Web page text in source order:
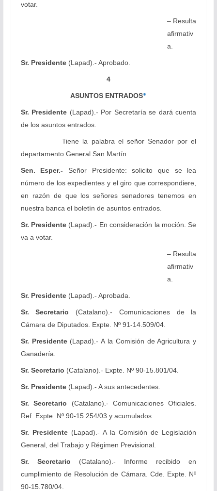
votar.
– Resulta
afirmativ
a.
Sr. Presidente(Lapad).- Aprobado.
4
ASUNTOS ENTRADOS*
Sr. Presidente (Lapad).- Por Secretaría se dará cuenta
de los asuntos entrados.
Tiene la palabra el señor Senador por el
departamento General San Martín.
Sen. Esper.- Señor Presidente: solicito que se lea
número de los expedientes y el giro que correspondiere,
en razón de que los señores senadores tenemos en
nuestra banca el boletín de asuntos entrados.
Sr. Presidente (Lapad).- En consideración la moción. Se
va a votar.
– Resulta
afirmativ
a.
Sr. Presidente(Lapad).- Aprobada.
Sr. Secretario (Catalano).- Comunicaciones de la
Cámara de Diputados. Expte. Nº 91-14.509/04.
Sr. Presidente(Lapad).- A la Comisión de Agricultura y
Ganadería.
Sr. Secretario (Catalano).- Expte. Nº 90-15.801/04.
Sr. Presidente(Lapad).- A sus antecedentes.
Sr. Secretario (Catalano).- Comunicaciones Oficiales.
Ref. Expte. Nº 90-15.254/03 y acumulados.
Sr. Presidente(Lapad).- A la Comisión de Legislación
General, del Trabajo y Régimen Previsional.
Sr. Secretario (Catalano).- Informe recibido en
cumplimiento de Resolución de Cámara. Cde. Expte. Nº
90-15.780/04.